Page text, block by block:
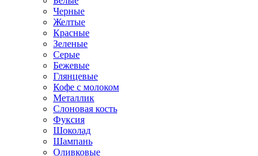
Черные
Желтые
Красные
Зеленые
Серые
Бежевые
Глянцевые
Кофе с молоком
Металлик
Слоновая кость
Фуксия
Шоколад
Шампань
Оливковые